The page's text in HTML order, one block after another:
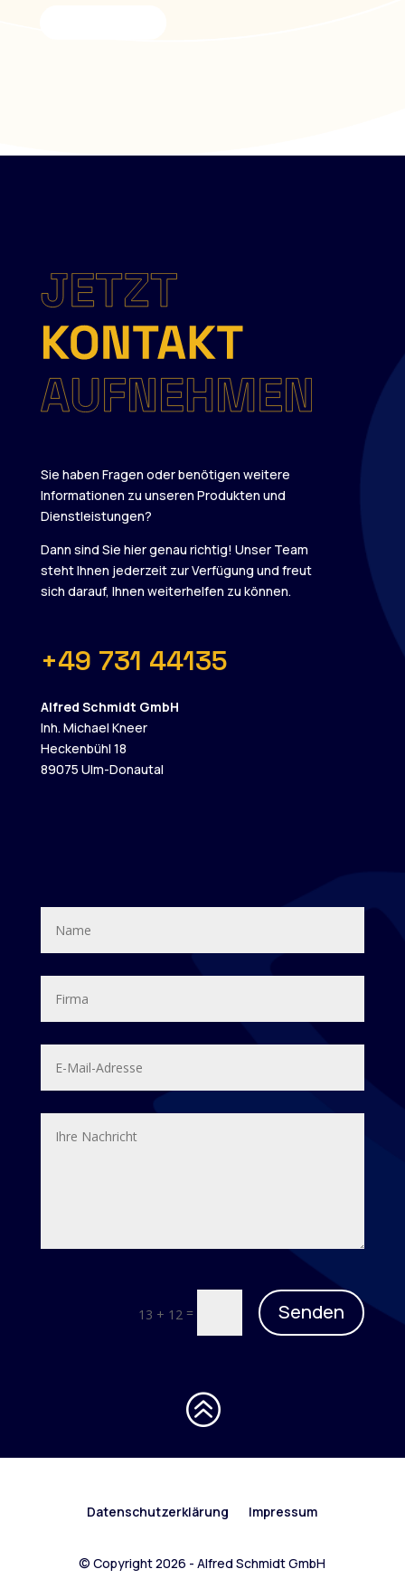
Sie haben Fragen oder benötigen weitere
Informationen zu unseren Produkten und
Dienstleistungen?
Dann sind Sie hier genau richtig! Unser Team
steht Ihnen jederzeit zur Verfügung und freut
sich darauf, Ihnen weiterhelfen zu können.
+49 731 44135
Alfred Schmidt GmbH
Inh. Michael Kneer
Heckenbühl 18
89075 Ulm-Donautal
13 + 12 = Senden
>
Datenschutzerklärung Impressum
© Copyright 2026 - Alfred Schmidt GmbH